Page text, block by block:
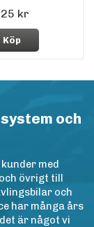
kr
Köp
och
med
övrigt till
och
har många års
är något vi